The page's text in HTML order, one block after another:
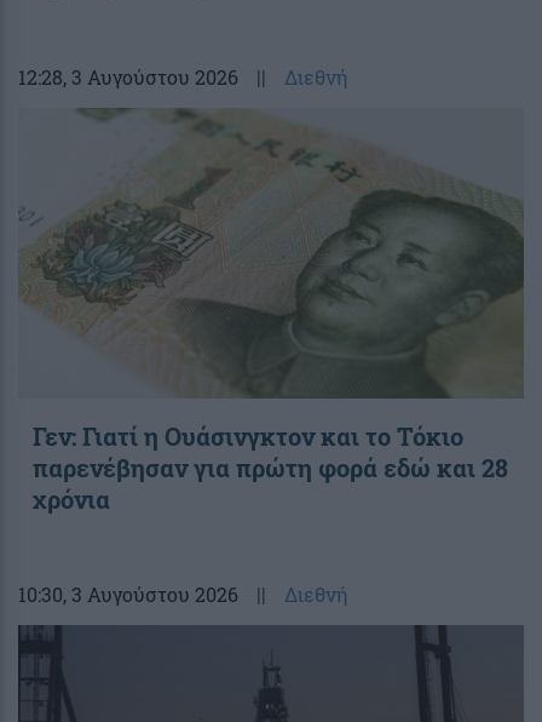
12:28, 3 Αυγούστου 2026 || Διεθνή
Γεν: Γιατί η Ουάσινγκτον και το Τόκιο
παρενέβησαν για πρώτη φορά εδώ και 28
χρόνια
10:30, 3 Αυγούστου 2026 || Διεθνή